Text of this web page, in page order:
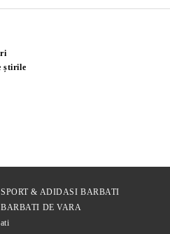
damă din piele velur
culoare maro deschis
ELIA MOVE – PANTOFI DE
VARĂ ALBI DIN PIELE
știrile
& ADIDASI BARBATI
DE VARA